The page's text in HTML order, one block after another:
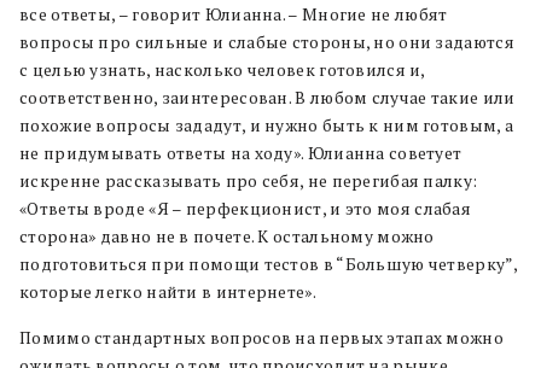
все ответы, –говорит Юлианна.– Многие не любят
вопросы про сильные и слабые стороны, но они задаются
с целью узнать, насколько человек готовился и,
соответственно, заинтересован. В любом случае такие или
похожие вопросы зададут, и нужно быть к ним готовым, а
не придумывать ответы на ходу». Юлианна советует
искренне рассказывать про себя, не перегибая палку:
«Ответы вроде «Я – перфекционист, и это моя слабая
сторона» давно не в почете. К остальному можно
подготовиться при помощи тестов в “Большую четверку”,
которые легко найти в интернете».
Помимо стандартных вопросов на первых этапах можно